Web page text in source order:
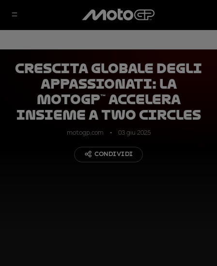
Crescita globale degli
appassionati: la
MotoGP™ accelera
insieme a Two Circles
motogp.com 03 giu 2025
CONDIVIDI